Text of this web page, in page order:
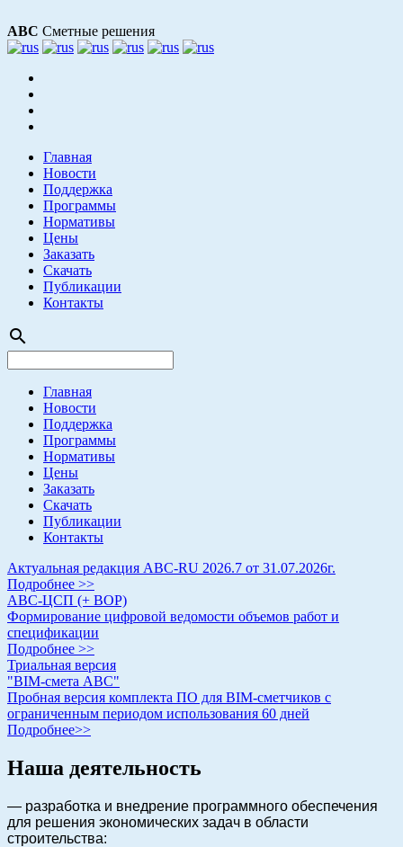
АВС Сметные решения
Главная
Новости
Поддержка
Программы
Нормативы
Цены
Заказать
Скачать
Публикации
Контакты
search
Главная
Новости
Поддержка
Программы
Нормативы
Цены
Заказать
Скачать
Публикации
Контакты
Актуальная редакция АВС-RU 2026.7 от 31.07.2026г.
Подробнее >>
АВС-ЦСП (+ ВОР)
Формирование цифровой ведомости объемов работ и
спецификации
Подробнее >>
Триальная версия
"BIM-смета АВС"
Пробная версия комплекта ПО для BIM-сметчиков с
ограниченным периодом использования 60 дней
Подробнее>>
Наша деятельность
— разработка и внедрение программного обеспечения
для решения экономических задач в области
строительства: